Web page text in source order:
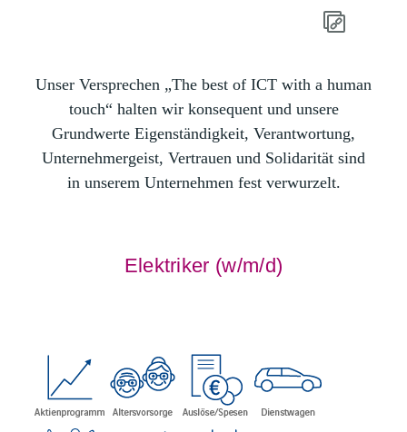
Unser Versprechen „The best of ICT with a human
touch“ halten wir konsequent und unsere
Grundwerte Eigenständigkeit, Verantwortung,
Unternehmergeist, Vertrauen und Solidarität sind
in unserem Unternehmen fest verwurzelt.
Elektriker (w/m/d)